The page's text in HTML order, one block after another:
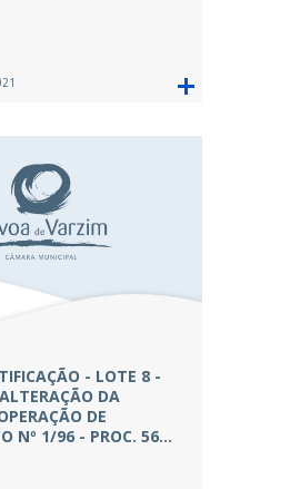
- LOTE 8 -
DA
DE
Nº 1/96 - PROC. 56…